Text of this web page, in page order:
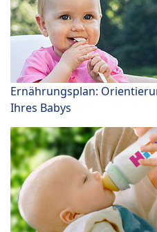
Ernährungsplan:
Ihres Babys